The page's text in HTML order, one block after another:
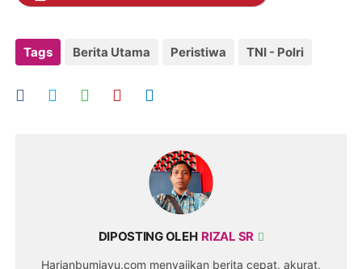
Tags Berita Utama Peristiwa TNI - Polri
DIPOSTING OLEH RIZAL SR
Harianbumiayu.com menyajikan berita cepat, akurat,